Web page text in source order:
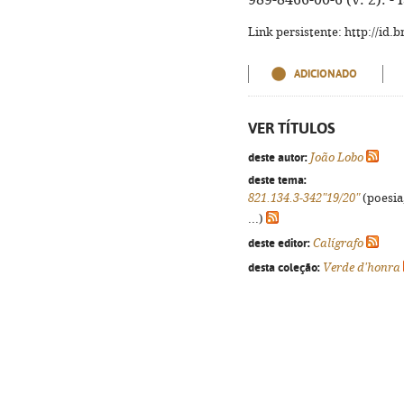
Link persistente: http://
ADICIONADO
VER TÍTULOS
deste autor: João Lobo
deste tema:
821.134.3-342"19/20"
...)
deste editor: Calígrafo
desta coleção: Verde d'honra